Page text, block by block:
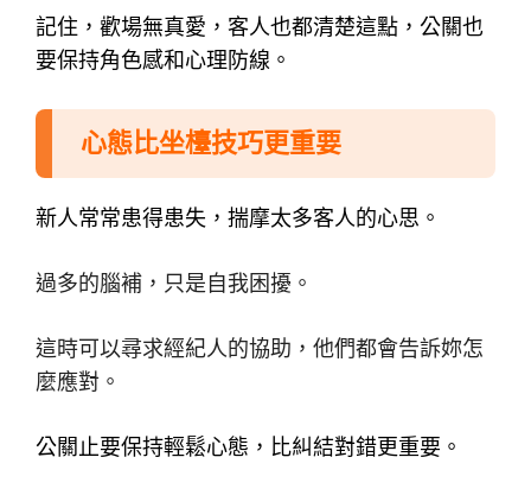
記住，歡場無真愛，客人也都清楚這點，公關也
要保持角色感和心理防線。
心態比坐檯技巧更重要
新人常常患得患失，揣摩太多客人的心思。
過多的腦補，只是自我困擾。
這時可以尋求經紀人的協助，他們都會告訴妳怎
麼應對。
公關止要保持輕鬆心態，比糾結對錯更重要。